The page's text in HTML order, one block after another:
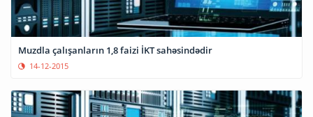
Muzdla çalışanların 1,8 faizi İKT sahəsindədir
14-12-2015